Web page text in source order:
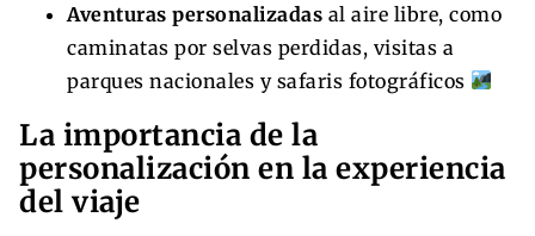
Aventuras personalizadas al aire libre, como
caminatas por selvas perdidas, visitas a
parques nacionales y safaris fotográficos
La importancia de la
personalización en la experiencia
del viaje